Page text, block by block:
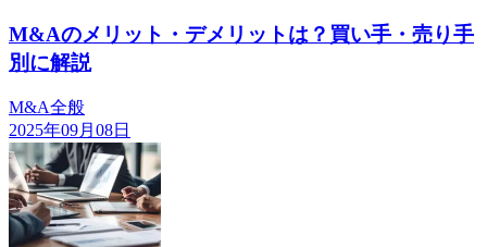
M&Aのメリット・デメリットは？買い手・売り手
別に解説
M&A全般
2025年09月08日